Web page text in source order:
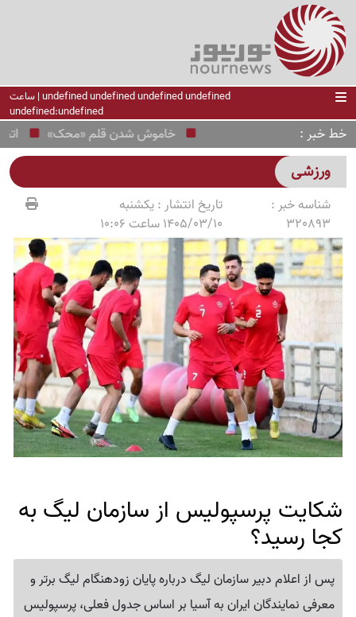
undefined undefined undefined undefined | ساعت
undefined:undefined
خط خبر اتحاد 8 کشور اسلامی در برابر رژیم صهیونیستی؛ فراخوان فوری به شورای امنیت خاموش شدن قلم «محک»
ورزشی
شناسه خبر :
320893
تاریخ انتشار :یکشنبه
1405/03/10 ساعت 10:06
شکایت پرسپولیس از سازمان لیگ به
کجا رسید؟
پس از اعلام دبیر سازمان لیگ درباره پایان زودهنگام لیگ برتر و
معرفی نمایندگان ایران به آسیا بر اساس جدول فعلی، پرسپولیس